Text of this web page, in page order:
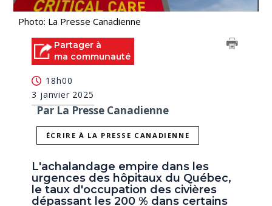
Photo: La Presse Canadienne
Partager à
ma communauté
18h00
3 janvier 2025
Par La Presse Canadienne
ÉCRIRE À LA PRESSE CANADIENNE
L'achalandage empire dans les
urgences des hôpitaux du Québec,
le taux d'occupation des civières
dépassant les 200 % dans certains